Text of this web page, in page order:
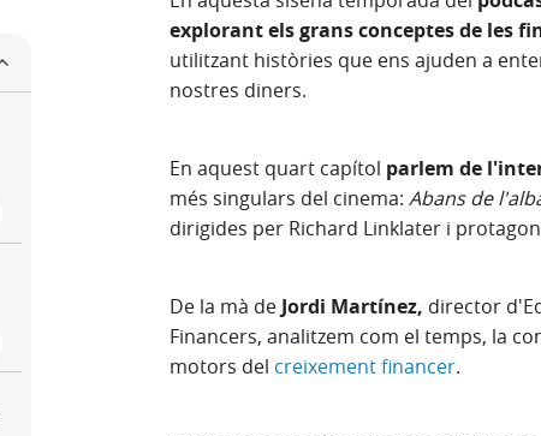
explorant els grans conceptes de les
utilitzant històries que ens ajuden a
nostres diners.
En aquest quart capítol parlem de
més singulars del cinema: Abans de
dirigides per Richard Linklater i
De la mà de Jordi Martínez, director
Financers, analitzem com el temps, la
motors del creixement financer.